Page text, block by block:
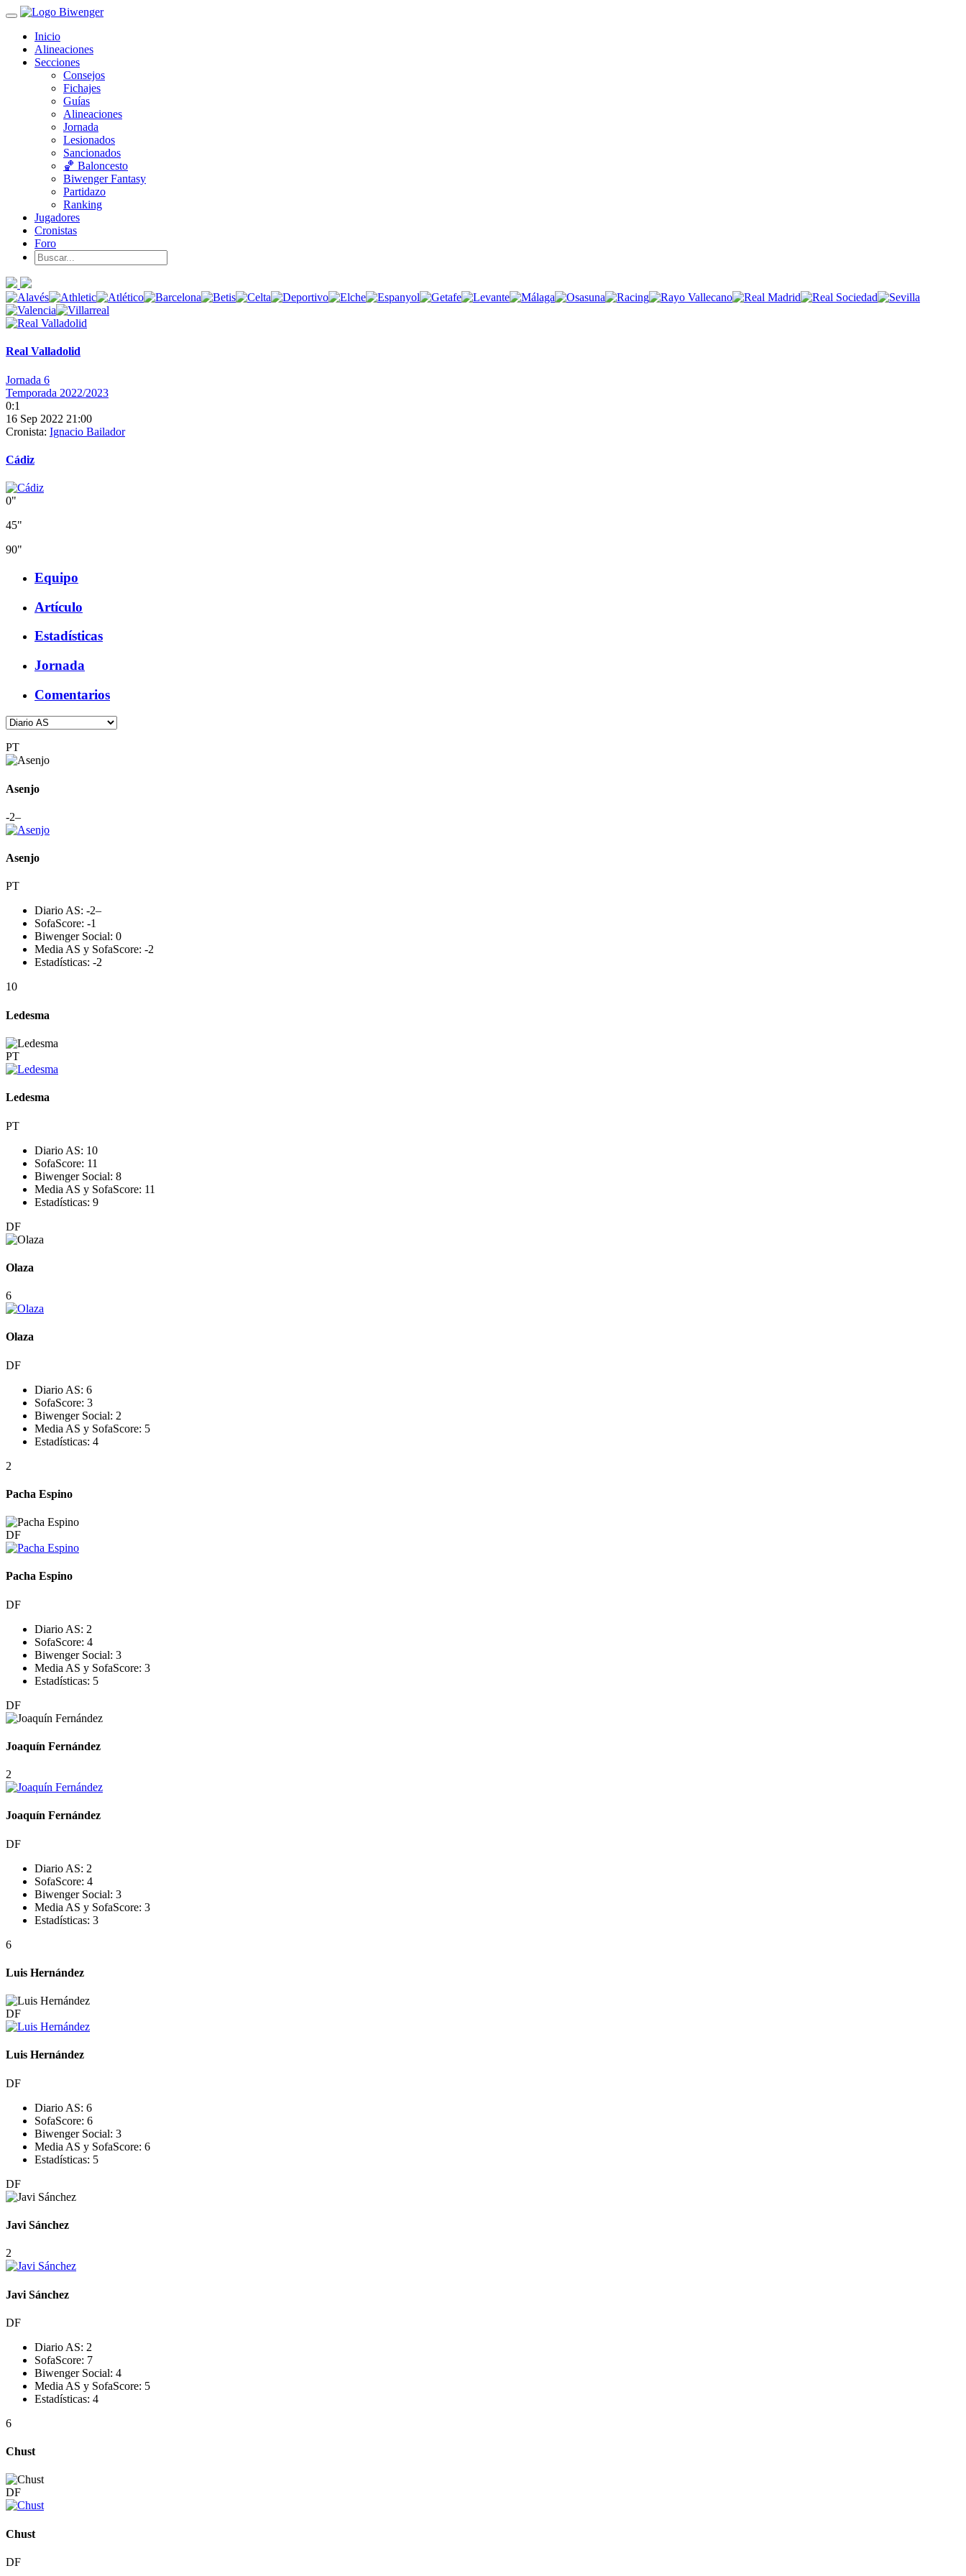
Inicio
Alineaciones
Secciones
Consejos
Fichajes
Guías
Alineaciones
Jornada
Lesionados
Sancionados
🏀 Baloncesto
Biwenger Fantasy
Partidazo
Ranking
Jugadores
Cronistas
Foro
Real Valladolid
Jornada 6
Temporada 2022/2023
0:1
16 Sep 2022 21:00
Cronista: Ignacio Bailador
Cádiz
0"
45"
90"
Equipo
Artículo
Estadísticas
Jornada
Comentarios
PT
Asenjo
-2–
Asenjo
PT
Diario AS: -2–
SofaScore: -1
Biwenger Social: 0
Media AS y SofaScore: -2
Estadísticas: -2
10
Ledesma
PT
Ledesma
PT
Diario AS: 10
SofaScore: 11
Biwenger Social: 8
Media AS y SofaScore: 11
Estadísticas: 9
DF
Olaza
6
Olaza
DF
Diario AS: 6
SofaScore: 3
Biwenger Social: 2
Media AS y SofaScore: 5
Estadísticas: 4
2
Pacha Espino
DF
Pacha Espino
DF
Diario AS: 2
SofaScore: 4
Biwenger Social: 3
Media AS y SofaScore: 3
Estadísticas: 5
DF
Joaquín Fernández
2
Joaquín Fernández
DF
Diario AS: 2
SofaScore: 4
Biwenger Social: 3
Media AS y SofaScore: 3
Estadísticas: 3
6
Luis Hernández
DF
Luis Hernández
DF
Diario AS: 6
SofaScore: 6
Biwenger Social: 3
Media AS y SofaScore: 6
Estadísticas: 5
DF
Javi Sánchez
2
Javi Sánchez
DF
Diario AS: 2
SofaScore: 7
Biwenger Social: 4
Media AS y SofaScore: 5
Estadísticas: 4
6
Chust
DF
Chust
DF